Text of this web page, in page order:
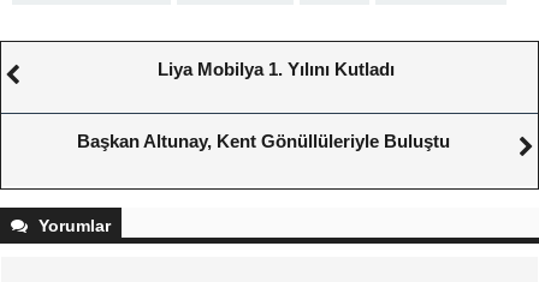
Liya Mobilya 1. Yılını Kutladı
Başkan Altunay, Kent Gönüllüleriyle Buluştu
Yorumlar